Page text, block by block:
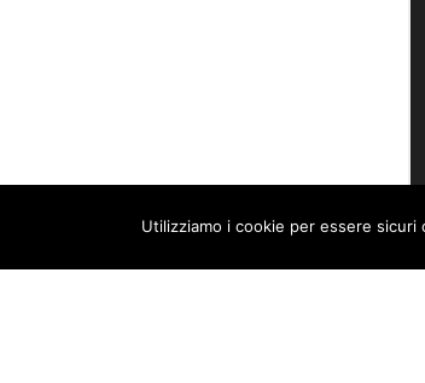
This website uses
Utilizziamo i cookie per essere